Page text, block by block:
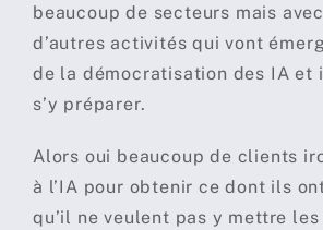
beaucoup de secteurs mais
d’autres activités qui vont
de la démocratisation des IA et
s’y préparer.
Alors oui beaucoup de clients
à l’IA pour obtenir ce dont ils
qu’il ne veulent pas y mettre les